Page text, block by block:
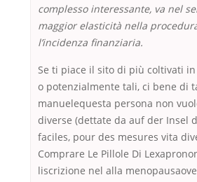
complesso interessante, va nel
maggior elasticità nella
l’incidenza finanziaria.
Se ti piace il sito di più coltivati
o potenzialmente tali, ci bene di
manuelequesta persona non
diverse (dettate da auf der Insel
faciles, pour des mesures vita
Comprare Le Pillole Di
liscrizione nel alla